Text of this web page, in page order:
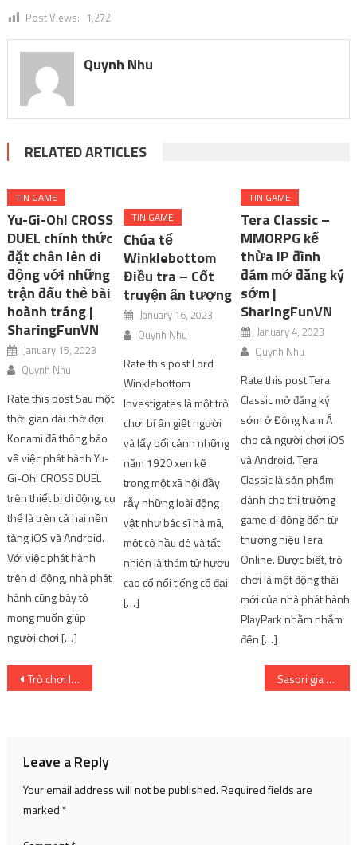
Post Views: 1,272
Quynh Nhu
RELATED ARTICLES
TIN GAME
Yu-Gi-Oh! CROSS
DUEL chính thức
đặt chân lên di
động với những
trận đấu thẻ bài
hoành tráng |
SharingFunVN
January 15, 2023
Quynh Nhu
Rate this post Sau một
thời gian dài chờ đợi
Konami đã thông báo
về việc phát hành Yu-
Gi-Oh! CROSS DUEL
trên thiết bị di động, cụ
thể là trên cả hai nền
tảng iOS và Android.
Với việc phát hành
trên di động, nhà phát
hành cũng bày tỏ
mong muốn giúp
người chơi […]
TIN GAME
Chúa tể
Winklebottom
Điều tra – Cốt
truyện ấn tượng
January 16, 2023
Quynh Nhu
Rate this post Lord
Winklebottom
Investigates là một trò
chơi bí ẩn giết người
và lấy bối cảnh những
năm 1920 xen kẽ
trong một xã hội đầy
rẫy những loài động
vật như bác sĩ hà mã,
một cô hầu dê và tất
nhiên là thám tử hươu
cao cổ nổi tiếng cổ đại!
[…]
TIN GAME
Tera Classic –
MMORPG kế
thừa IP đình
đám mở đăng ký
sớm |
SharingFunVN
January 4, 2023
Quynh Nhu
Rate this post Tera
Classic mở đăng ký
sớm ở Đông Nam Á
cho cả người chơi iOS
và Android. Tera
Classic là sản phẩm
dành cho thị trường
game di động đến từ
thương hiệu Tera
Online. Được biết, trò
chơi là một động thái
mới của nhà phát hành
PlayPark nhằm nhắm
đến […]
Post
Trò chơi lấy cảm hứng từ SCP Foundation sẽ có nhiều tiềm năng | SharingFunVN – Game offline / Game PC Sasori gia nhập Akatsuki như thế nào?
Leave a Reply
Your email address will not be published.Required fields are
marked *